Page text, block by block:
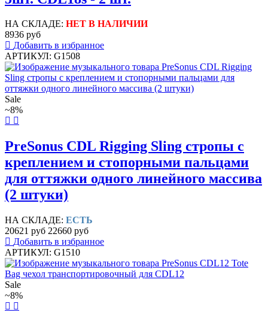
НА СКЛАДЕ: НЕТ В НАЛИЧИИ
8936 руб
Добавить в избранное
АРТИКУЛ: G1508
Sale
~8%
PreSonus CDL Rigging Sling стропы с
креплением и стопорными пальцами
для оттяжки одного линейного массива
(2 штуки)
НА СКЛАДЕ: ЕСТЬ
20621 руб 22660 руб
Добавить в избранное
АРТИКУЛ: G1510
Sale
~8%